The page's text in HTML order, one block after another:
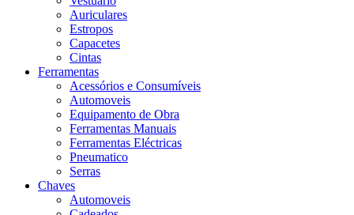
Auriculares
Estropos
Capacetes
Cintas
Ferramentas
Acessórios e Consumíveis
Automoveis
Equipamento de Obra
Ferramentas Manuais
Ferramentas Eléctricas
Pneumatico
Serras
Chaves
Automoveis